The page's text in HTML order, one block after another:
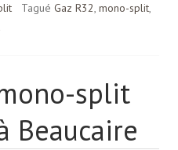
Tagué Gaz R32, mono-split,
split
Beaucaire